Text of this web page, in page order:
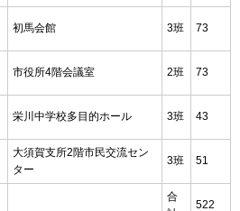
初馬会館 3班 73
市役所4階会議室 2班 73
栄川中学校多目的ホール 3班 43
大須賀支所2階市民交流セン
ター
3班 51
合
522